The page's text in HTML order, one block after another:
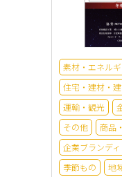
素材・エネル
住宅・建材・
運輸・観光
その他
商品
企業ブランデ
季節もの
地